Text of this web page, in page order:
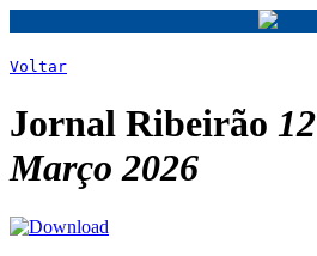
Voltar
Jornal Ribeirão 12
Março 2026